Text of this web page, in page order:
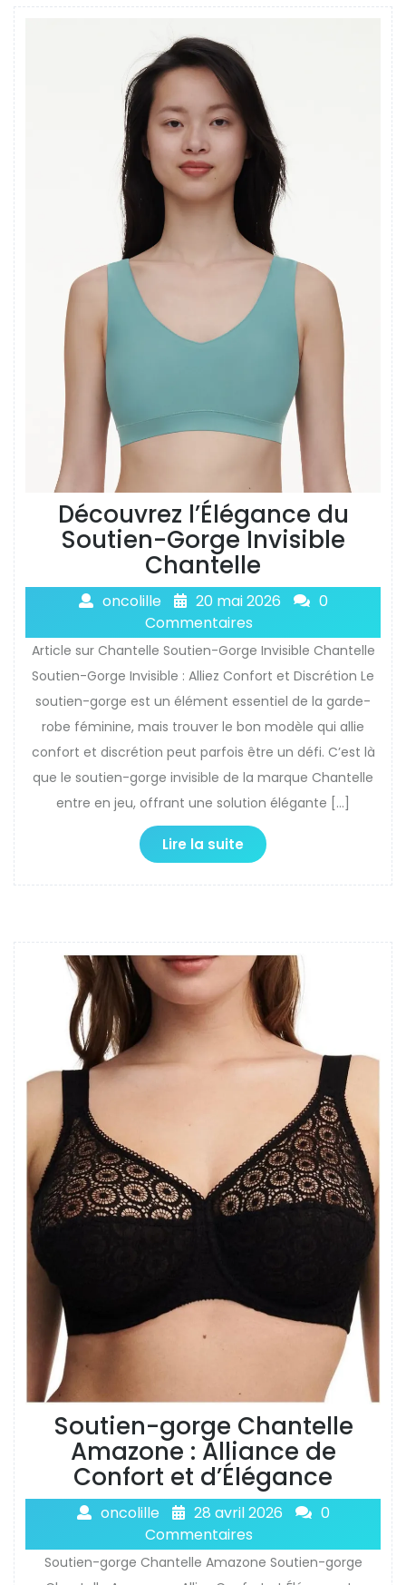
Découvrez l’Élégance du
Soutien-Gorge Invisible
Chantelle
oncolille 20 mai 2026
0
Commentaires
Article sur Chantelle Soutien-Gorge Invisible Chantelle
Soutien-Gorge Invisible : Alliez Confort et Discrétion Le
soutien-gorge est un élément essentiel de la garde-
robe féminine, mais trouver le bon modèle qui allie
confort et discrétion peut parfois être un défi. C’est là
que le soutien-gorge invisible de la marque Chantelle
entre en jeu, offrant une solution élégante […]
Lire la suite
Soutien-gorge Chantelle
Amazone : Alliance de
Confort et d’Élégance
oncolille 28 avril 2026
0
Commentaires
Soutien-gorge Chantelle Amazone Soutien-gorge